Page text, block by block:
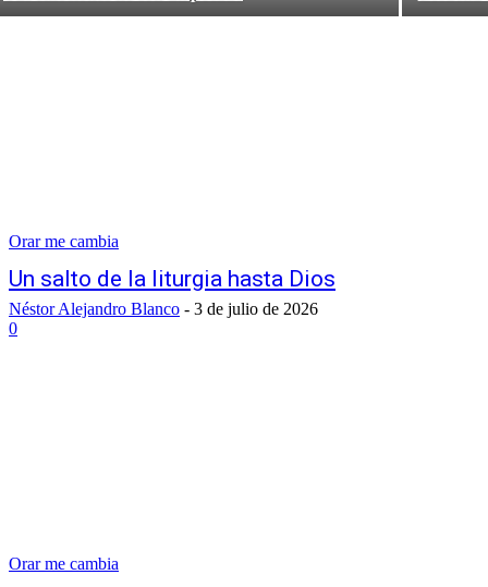
Orar me cambia
Un salto de la liturgia hasta Dios
Néstor Alejandro Blanco - 3 de julio de 2026
0
Orar me cambia